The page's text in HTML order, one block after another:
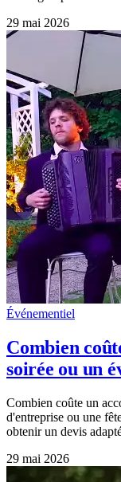
29 mai 2026
Événementiel
Combien
soirée ou un
Combien coûte un
d'entreprise ou une
obtenir un devis
29 mai 2026